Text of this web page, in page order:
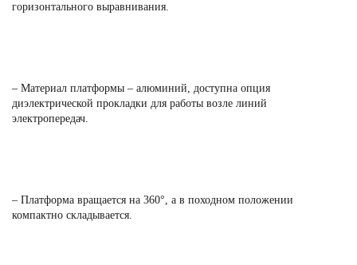
горизонтального выравнивания.
– Материал платформы – алюминий, доступна опция
диэлектрической прокладки для работы возле линий
электропередач.
– Платформа вращается на 360°, а в походном положении
компактно складывается.